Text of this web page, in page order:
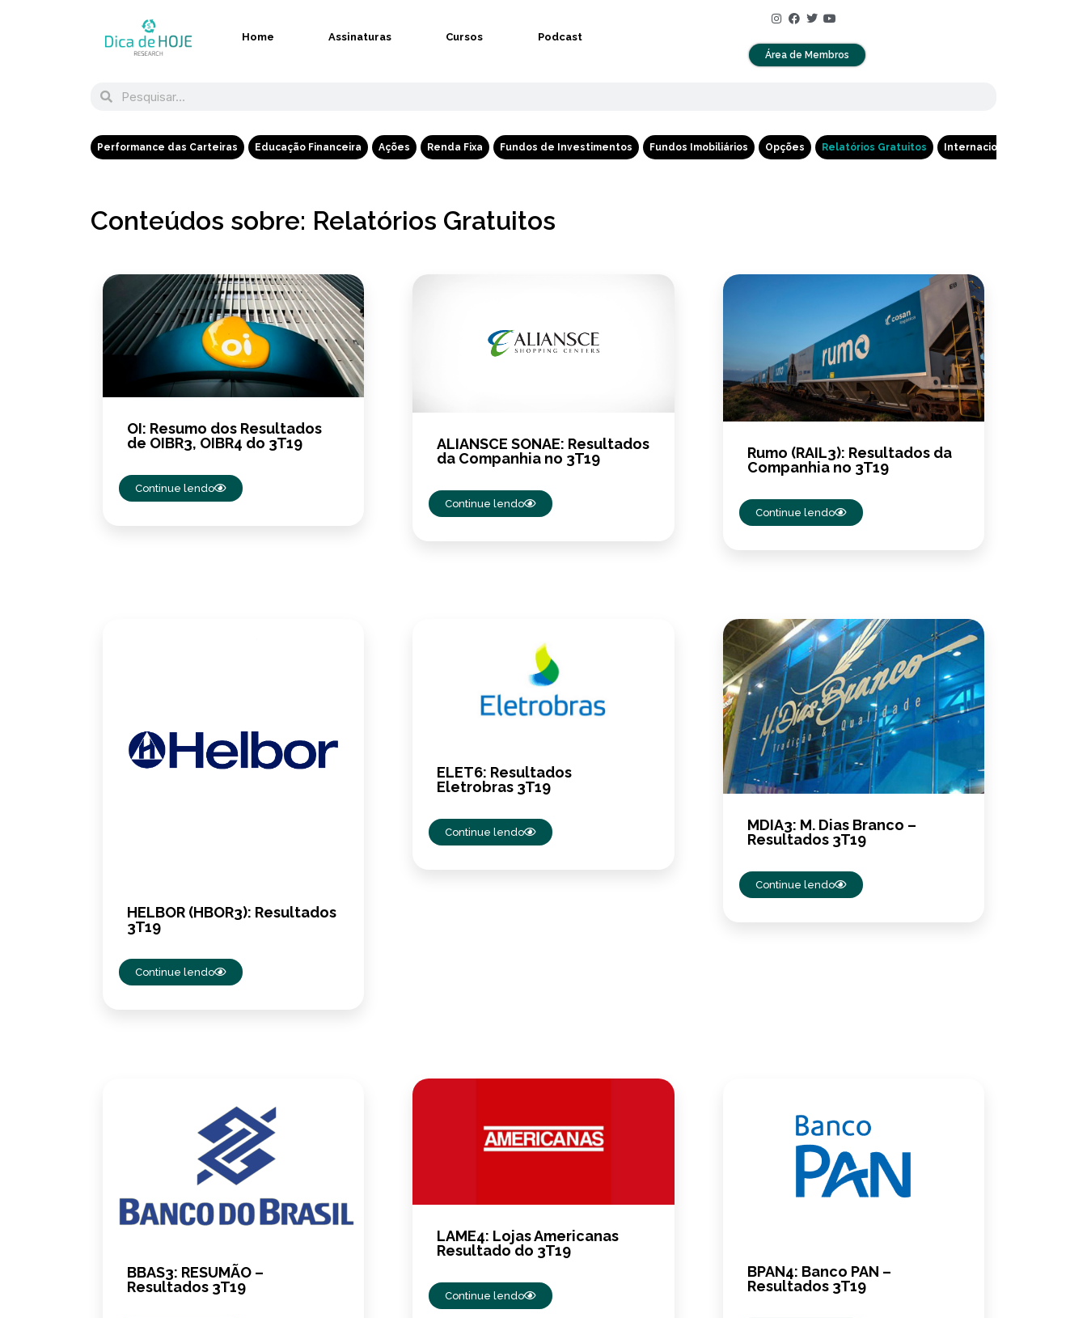
Home Assinaturas Cursos Podcast
Área de Membros
Performance das Carteiras Educação Financeira Ações Renda Fixa Fundos de Investimentos Fundos Imobiliários Opções Relatórios Gratuitos Internacional
Conteúdos sobre: Relatórios Gratuitos
OI: Resumo dos Resultados
de OIBR3, OIBR4 do 3T19
Continue lendo
ALIANSCE SONAE: Resultados
da Companhia no 3T19
Continue lendo
Rumo (RAIL3): Resultados da
Companhia no 3T19
Continue lendo
HELBOR (HBOR3): Resultados
3T19
Continue lendo
ELET6: Resultados
Eletrobras 3T19
Continue lendo
MDIA3: M. Dias Branco –
Resultados 3T19
Continue lendo
BBAS3: RESUMÃO –
Resultados 3T19
LAME4: Lojas Americanas
Resultado do 3T19
Continue lendo
BPAN4: Banco PAN –
Resultados 3T19